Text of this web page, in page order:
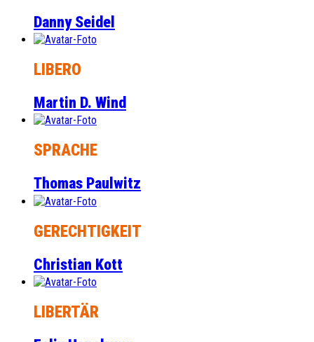
Danny Seidel
LIBERO
Martin D. Wind
SPRACHE
Thomas Paulwitz
GERECHTIGKEIT
Christian Kott
LIBERTÄR